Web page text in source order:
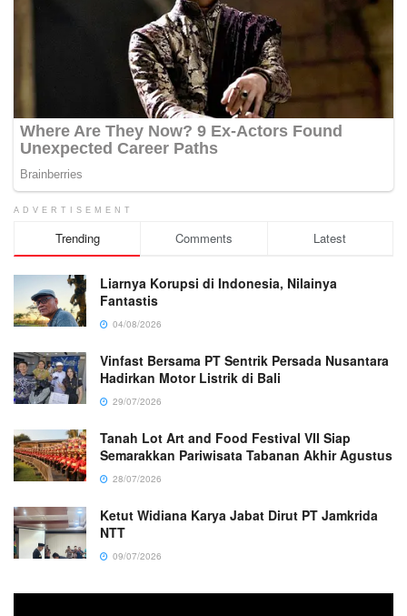
ADVERTISEMENT
Trending Comments Latest
Liarnya Korupsi di Indonesia, Nilainya
Fantastis
04/08/2026
Vinfast Bersama PT Sentrik Persada Nusantara
Hadirkan Motor Listrik di Bali
29/07/2026
Tanah Lot Art and Food Festival VII Siap
Semarakkan Pariwisata Tabanan Akhir Agustus
28/07/2026
Ketut Widiana Karya Jabat Dirut PT Jamkrida
NTT
09/07/2026